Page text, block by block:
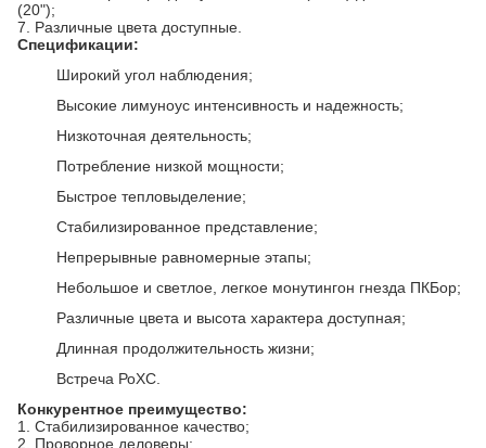
(20");
7. Различные цвета доступные.
Спецификации:
Широкий угол наблюдения;
Высокие лимуноус интенсивность и надежность;
Низкоточная деятельность;
Потребление низкой мощности;
Быстрое тепловыделение;
Стабилизированное представление;
Непрерывные равномерные этапы;
Небольшое и светлое, легкое монутингон гнезда ПКБор;
Различные цвета и высота характера доступная;
Длинная продолжительность жизни;
Встреча РоХС.
Конкурентное преимущество:
1. Стабилизированное качество;
2. Проворное деловеры;